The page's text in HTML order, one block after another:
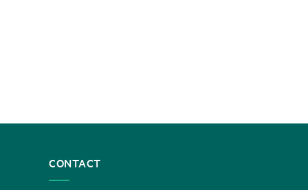
CONTACT